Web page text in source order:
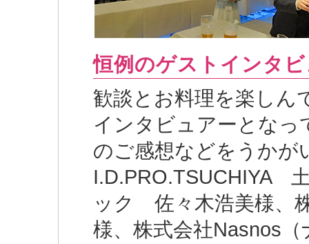
恒例のゲストインタ
歓談とお料理を楽しん
インタビュアーとなっ
のご感想などをうかが
I.D.PRO.TSUCHIYA
ック 佐々木浩美様、
様、株式会社Nasnos